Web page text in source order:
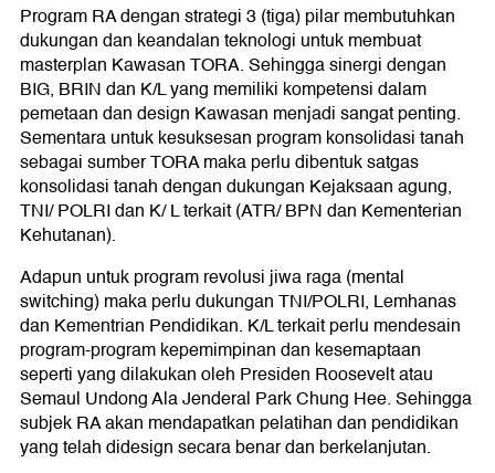
Program RA dengan strategi 3 (tiga) pilar membutuhkan
dukungan dan keandalan teknologi untuk membuat
masterplan Kawasan TORA. Sehingga sinergi dengan
BIG, BRIN dan K/L yang memiliki kompetensi dalam
pemetaan dan design Kawasan menjadi sangat penting.
Sementara untuk kesuksesan program konsolidasi tanah
sebagai sumber TORA maka perlu dibentuk satgas
konsolidasi tanah dengan dukungan Kejaksaan agung,
TNI/ POLRI dan K/ L terkait (ATR/ BPN dan Kementerian
Kehutanan).
Adapun untuk program revolusi jiwa raga (mental
switching) maka perlu dukungan TNI/POLRI, Lemhanas
dan Kementrian Pendidikan. K/L terkait perlu mendesain
program-program kepemimpinan dan kesemaptaan
seperti yang dilakukan oleh Presiden Roosevelt atau
Semaul Undong Ala Jenderal Park Chung Hee. Sehingga
subjek RA akan mendapatkan pelatihan dan pendidikan
yang telah didesign secara benar dan berkelanjutan.